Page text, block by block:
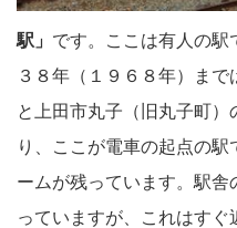
駅」 です。ここは有人の駅
３８年（１９６８年）ま
と上田市丸子（旧丸子町
り、ここが電車の起点の
ームが残っています。駅舎
っていますが、これはす